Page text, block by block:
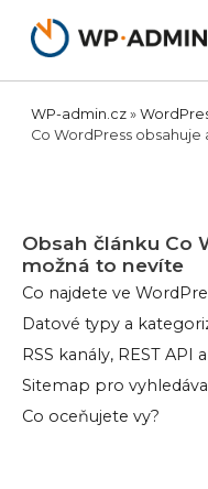
obsah
WP-admin.cz »
Co WordPress
Obsah článku Co
možná to nevíte
Co najdete ve
Datové typy a
RSS kanály, REST API
Sitemap pro
Co oceňujete vy?